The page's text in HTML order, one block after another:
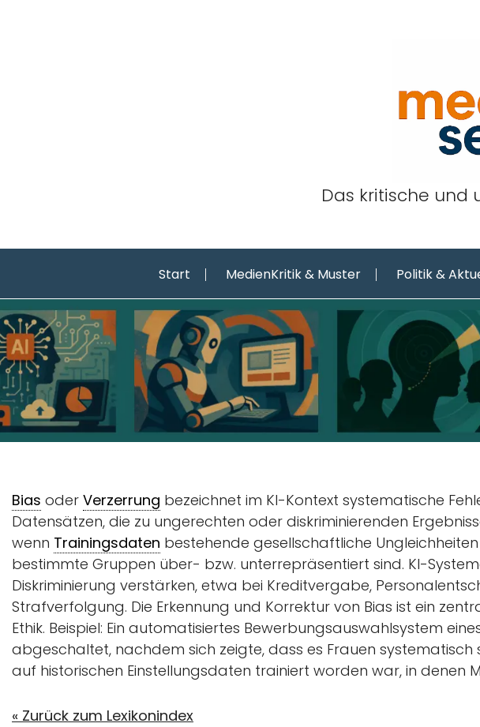
Das kritische
Start MedienKritik & Muster Politik &
Bias oder Verzerrung bezeichnet im KI-Kontext systematische
Datensätzen, die zu ungerechten oder diskriminierenden
wenn Trainingsdaten bestehende gesellschaftliche
bestimmte Gruppen über- bzw. unterrepräsentiert sind. KI-
Diskriminierung verstärken, etwa bei Kreditvergabe,
Strafverfolgung. Die Erkennung und Korrektur von Bias ist ein
Ethik. Beispiel: Ein automatisiertes Bewerbungsauswahlsystem
abgeschaltet, nachdem sich zeigte, dass es Frauen
auf historischen Einstellungsdaten trainiert worden war, in denen
« Zurück zum Lexikonindex